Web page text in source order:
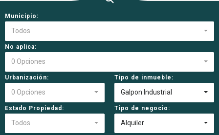
Municipio:
Todos
No aplica:
0 Opciones
Urbanización:
0 Opciones
Tipo de inmueble:
Galpon Industrial
Estado Propiedad:
Todos
Tipo de negocio:
Alquiler